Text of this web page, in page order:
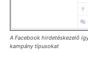
A Facebook hirdetéskezelő
kampány típusokat